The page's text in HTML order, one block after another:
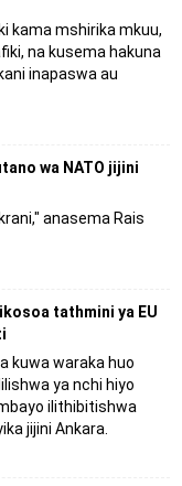
kama mshirika mkuu,
na kusema hakuna
inapaswa au
wa NATO jijini
anasema Rais
tathmini ya EU
kuwa waraka huo
ya nchi hiyo
ilithibitishwa
jijini Ankara.